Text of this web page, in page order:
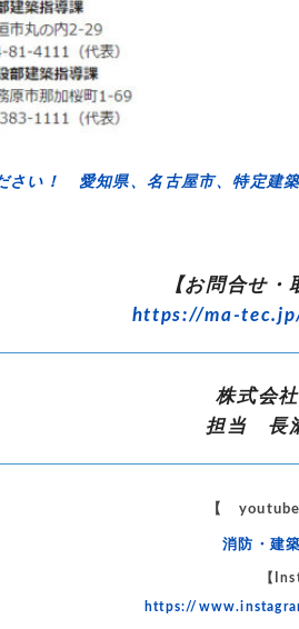
さい！ 愛知県、名古屋市、特定建
【お問合せ
https://ma-
株式会
担当 長
【
消防・建
【
https://